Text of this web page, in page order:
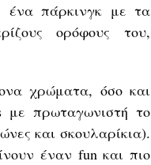
ένα πάρκινγκ με τα
ορόφους του,
χρώματα, όσο και
με πρωταγωνιστή το
και σκουλαρίκια).
έναν fun και πιο